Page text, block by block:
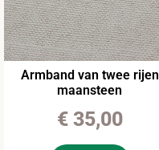
Armband van twee rijen
maansteen
€35,00